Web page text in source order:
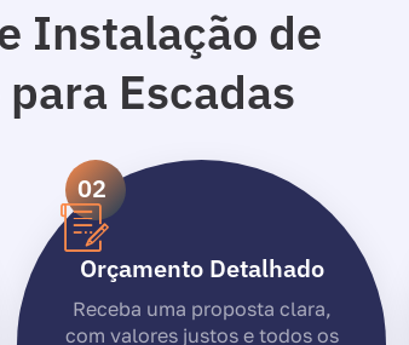
Instalação de
Escadas
02
Orçamento Detalhado
Receba uma proposta clara,
com valores justos e todos os